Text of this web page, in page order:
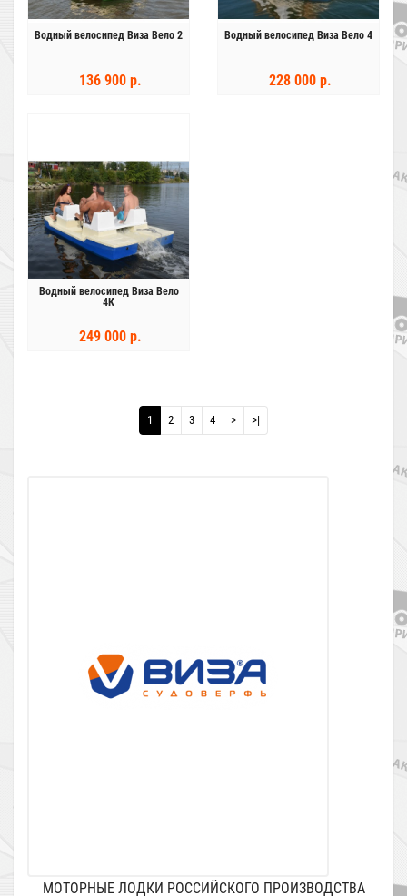
Водный велосипед Виза Вело 2
136 900 р.
Водный велосипед Виза Вело 4
228 000 р.
Водный велосипед Виза Вело
4К
249 000 р.
1 2 3 4 > >|
МОТОРНЫЕ ЛОДКИ РОССИЙСКОГО ПРОИЗВОДСТВА